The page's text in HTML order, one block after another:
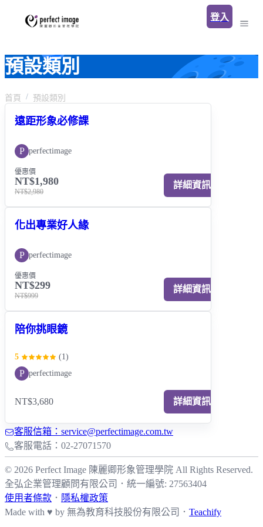
登入
預設類別
首頁 預設類別
遠距形象必修課
P perfectimage
優惠價
NT$1,980
NT$2,980
詳細資訊
化出專業好人緣
P perfectimage
優惠價
NT$299
NT$999
詳細資訊
陪你挑眼鏡
5 (1 )
P perfectimage
NT$3,680 詳細資訊
客服信箱：service@perfectimage.com.tw
客服電話：02-27071570
© 2026 Perfect Image 陳麗卿形象管理學院 All Rights Reserved.
全弘企業管理顧問有限公司
． 統一編號: 27563404
使用者條款 ． 隱私權政策
Made with ♥ by 無為教育科技股份有限公司． Teachify